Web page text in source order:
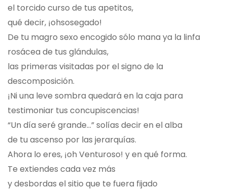
el torcido curso de tus apetitos,
qué decir, ¡ohsosegado!
De tu magro sexo encogido sólo mana ya la linfa
rosácea de tus glándulas,
las primeras visitadas por el signo de la
descomposición.
¡Ni una leve sombra quedará en la caja para
testimoniar tus concupiscencias!
“Un día seré grande…” solías decir en el alba
de tu ascenso por las jerarquías.
Ahora lo eres, ¡oh Venturoso! y en qué forma.
Te extiendes cada vez más
y desbordas el sitio que te fuera fijado